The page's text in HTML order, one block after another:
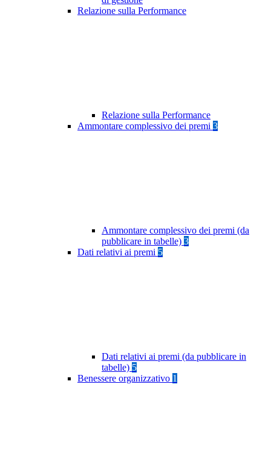
Relazione sulla Performance
Relazione sulla Performance
Ammontare complessivo dei premi 3
Ammontare complessivo dei premi (da
pubblicare in tabelle) 3
Dati relativi ai premi 5
Dati relativi ai premi (da pubblicare in
tabelle) 5
Benessere organizzativo 1